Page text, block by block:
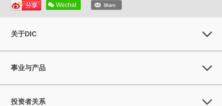
Wechat
关于DIC
事业与产品
投资者关系